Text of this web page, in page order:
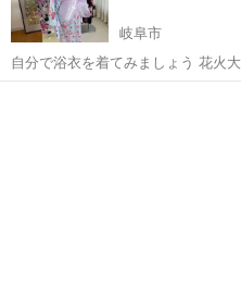
岐阜市
自分で浴衣を着てみましょう 花火
イベントが続きます ⭐︎マンツーマンでお好みの帯結びを集中1時間半